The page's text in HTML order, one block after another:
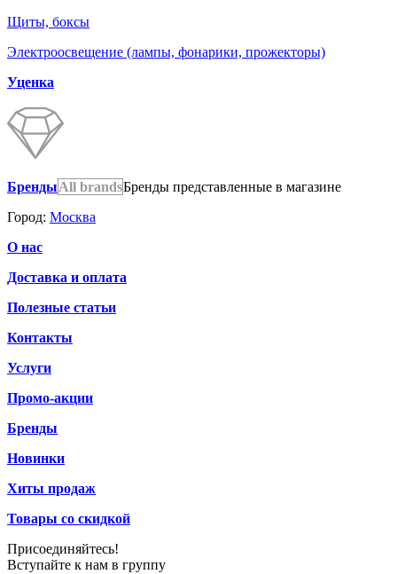
Щиты, боксы
Электроосвещение (лампы, фонарики, прожекторы)
Уценка
БрендыAll brandsБренды представленные в магазине
Город: Москва
О нас
Доставка и оплата
Полезные статьи
Контакты
Услуги
Промо-акции
Бренды
Новинки
Хиты продаж
Товары со скидкой
Присоединяйтесь!
Вступайте к нам в группу